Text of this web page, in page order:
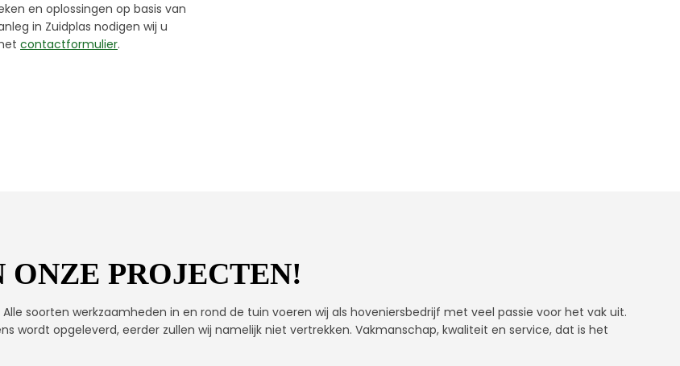
en oplossingen op basis van
in Zuidplas nodigen wij u
contactformulier.
PROJECTEN!
soorten werkzaamheden in en rond de tuin voeren wij als hoveniersbedrijf met veel passie voor het vak uit.
wordt opgeleverd, eerder zullen wij namelijk niet vertrekken. Vakmanschap, kwaliteit en service, dat is het